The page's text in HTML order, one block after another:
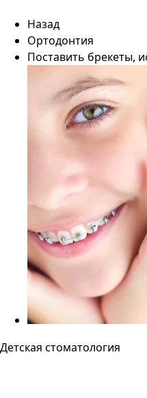
Назад
Ортодонтия
Поставить брекеты,
Детская стоматология